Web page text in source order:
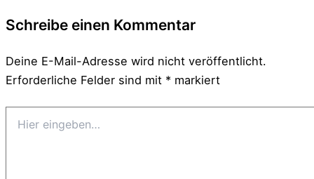
Schreibe einen Kommentar
Deine E-Mail-Adresse wird nicht veröffentlicht.
Erforderliche Felder sind mit * markiert
eingeben…